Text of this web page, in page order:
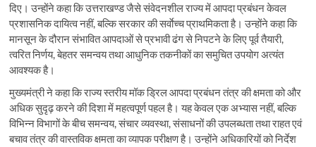
दिए। उन्होंने कहा कि उत्तराखण्ड जैसे संवेदनशील राज्य में आपदा प्रबंधन केवल
प्रशासनिक दायित्व नहीं, बल्कि सरकार की सर्वाेच्च प्राथमिकता है। उन्होंने कहा कि
मानसून के दौरान संभावित आपदाओं से प्रभावी ढंग से निपटने के लिए पूर्व तैयारी,
त्वरित निर्णय, बेहतर समन्वय तथा आधुनिक तकनीकों का समुचित उपयोग अत्यंत
आवश्यक है।
मुख्यमंत्री ने कहा कि राज्य स्तरीय मॉक ड्रिल आपदा प्रबंधन तंत्र की क्षमता को और
अधिक सुदृढ़ करने की दिशा में महत्वपूर्ण पहल है। यह केवल एक अभ्यास नहीं, बल्कि
विभिन्न विभागों के बीच समन्वय, संचार व्यवस्था, संसाधनों की उपलब्धता तथा राहत एवं
बचाव तंत्र की वास्तविक क्षमता का व्यापक परीक्षण है। उन्होंने अधिकारियों को निर्देश